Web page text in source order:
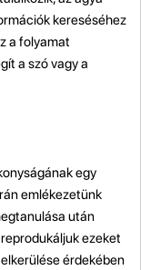
kereséséhez
a folyamat
a szó vagy a
egy
emlékezetünk
után
ezeket
érdekében